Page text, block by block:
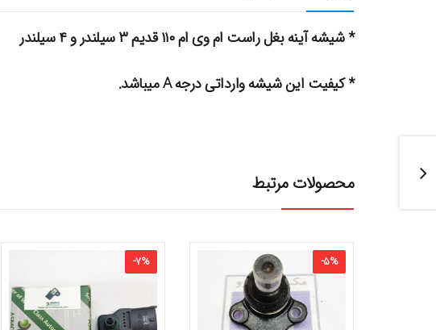
* شیشه آینه بغل راست ام وی ام ۱۱۰ قدیم ۳ سیلندر و ۴ سیلندر
* کیفیت این شیشه وارداتی درجه A میباشد.
محصولات مرتبط
-5%
-7%